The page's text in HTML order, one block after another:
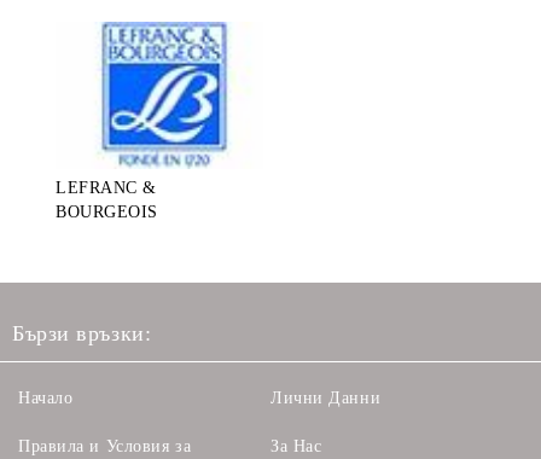
LEFRANC &
BOURGEOIS
Бързи връзки:
Начало
Правила и Условия за
Лични Данни
За Нас